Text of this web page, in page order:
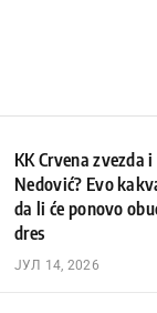
KK Crvena zvezda
Nedović? Evo
da li će ponovo
dres
ЈУЛ 14, 2026